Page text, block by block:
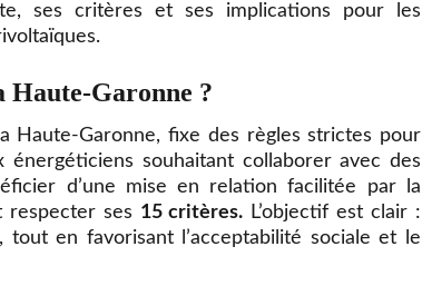
ses critères et ses implications pour les
Haute-Garonne ?
Haute-Garonne, fixe des règles strictes pour
énergéticiens souhaitant collaborer avec des
d’une mise en relation facilitée par la
respecter ses 15 critères. L’objectif est clair :
en favorisant l’acceptabilité sociale et le